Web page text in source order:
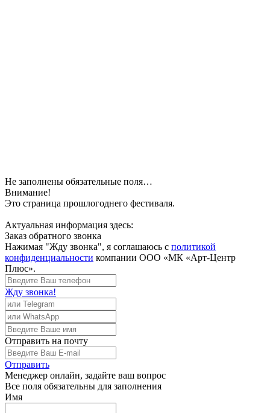
Не заполнены обязательные поля…
Внимание!
Это страница прошлогоднего фестиваля.
Актуальная информация здесь:
Заказ обратного звонка
Нажимая "Жду звонка", я соглашаюсь с политикой
конфиденциальности компании ООО «МК «Арт-Центр
Плюс».
Жду звонка!
Отправить на почту
Отправить
Менеджер онлайн, задайте ваш вопрос
Все поля обязательны для заполнения
Имя